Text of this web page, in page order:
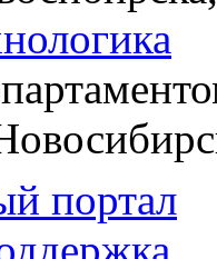
портал